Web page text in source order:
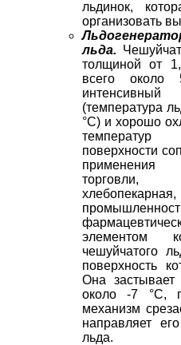
льдинок,
организовать
льда.
толщиной от
всего
(температура
°С) и хорошо
поверхности
применения
торговли,
элементом
чешуйчатого
поверхность
Она застывает
около -7 °C,
механизм
направляет
льда.